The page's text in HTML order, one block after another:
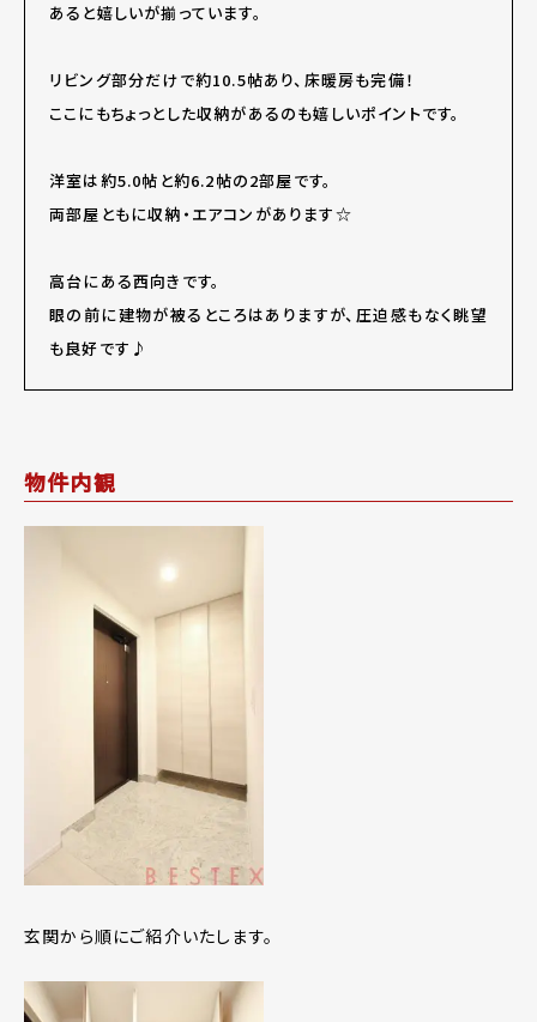
あると嬉しいが揃っています。
リビング部分だけで約10.5帖あり、床暖房も完備！
ここにもちょっとした収納があるのも嬉しいポイントです。
洋室は約5.0帖と約6.2帖の2部屋です。
両部屋ともに収納・エアコンがあります☆
高台にある西向きです。
眼の前に建物が被るところはありますが、圧迫感もなく眺望
も良好です♪
物件内観
玄関から順にご紹介いたします。